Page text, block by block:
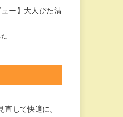
ュー】大人びた清
直して快適に。